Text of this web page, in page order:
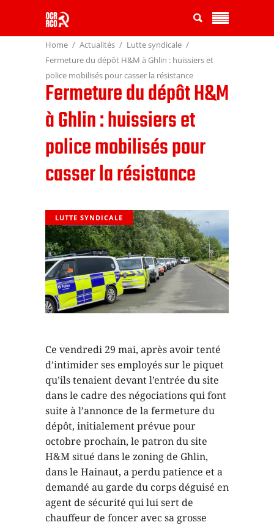
Home Actualités
Lutte syndicale
Fermeture du dépôt H&M à Ghlin : huissiers et
police mobilisés pour casser la résistance
Fermeture du dépôt H&M
à Ghlin : huissiers et
police mobilisés pour
casser la résistance
LUTTE SYNDICALE
Ce vendredi 29 mai, après avoir tenté
d’intimider ses employés sur le piquet
qu’ils tenaient devant l’entrée du site
dans le cadre des négociations qui font
suite à l’annonce de la fermeture du
dépôt, initialement prévue pour
octobre prochain, le patron du site
H&M situé dans le zoning de Ghlin,
dans le Hainaut, a perdu patience et a
demandé au garde du corps déguisé en
agent de sécurité qui lui sert de
chauffeur de foncer avec sa grosse